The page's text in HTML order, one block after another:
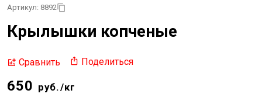
Артикул: 8892
Крылышки копченые
Сравнить Поделиться
650 руб./кг